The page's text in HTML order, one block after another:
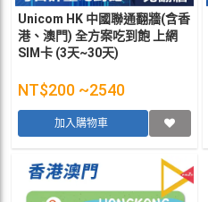
Unicom HK 中國聯通翻牆(含香
港、澳門) 全方案吃到飽 上網
SIM卡 (3天~30天)
NT$200 ~2540
加入購物車